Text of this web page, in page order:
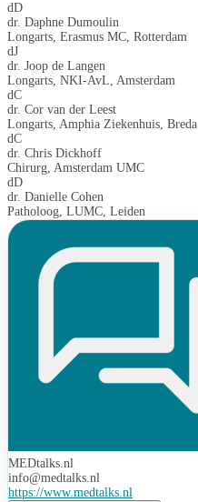
dD
dr. Daphne Dumoulin
Longarts, Erasmus MC, Rotterdam
dJ
dr. Joop de Langen
Longarts, NKI-AvL, Amsterdam
dC
dr. Cor van der Leest
Longarts, Amphia Ziekenhuis, Breda
dC
dr. Chris Dickhoff
Chirurg, Amsterdam UMC
dD
dr. Danielle Cohen
Patholoog, LUMC, Leiden
MEDtalks.nl
info@medtalks.nl
https://www.medtalks.nl